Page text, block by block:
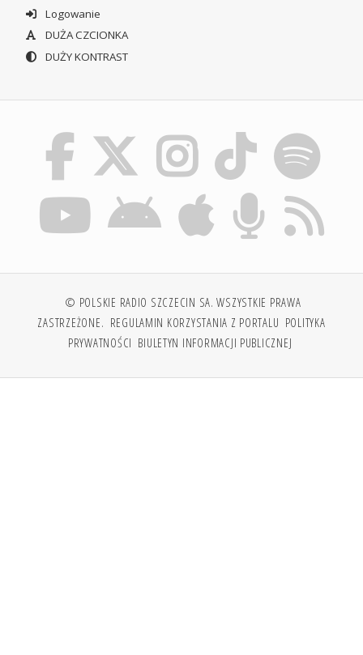
Logowanie
DUŻA CZCIONKA
DUŻY KONTRAST
© POLSKIE RADIO SZCZECIN SA. WSZYSTKIE PRAWA
ZASTRZEŻONE. REGULAMIN KORZYSTANIA Z PORTALU POLITYKA
PRYWATNOŚCI BIULETYN INFORMACJI PUBLICZNEJ